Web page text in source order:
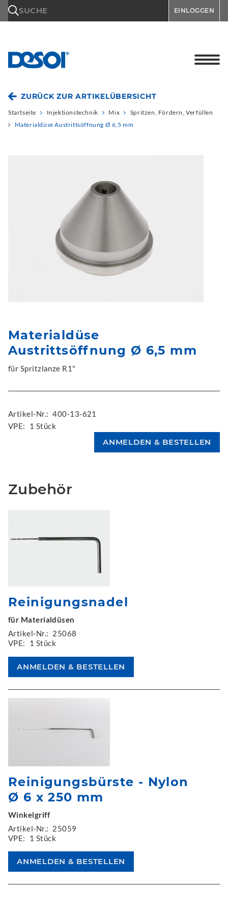
SUCHE EINLOGGEN
ZURÜCK ZUR ARTIKELÜBERSICHT
Startseite Injektionstechnik Mix
Spritzen, Fördern, Verfüllen
Materialdüse Austrittsöffnung Ø 6,5 mm
Materialdüse
Austrittsöffnung Ø 6,5 mm
für Spritzlanze R1"
Artikel-Nr.: 400-13-621
VPE:
1 Stück
Zubehör
Reinigungsnadel
für Materialdüsen
Artikel-Nr.: 25068
VPE:
1 Stück
Reinigungsbürste - Nylon
Ø 6 x 250 mm
Winkelgriff
Artikel-Nr.: 25059
VPE:
1 Stück